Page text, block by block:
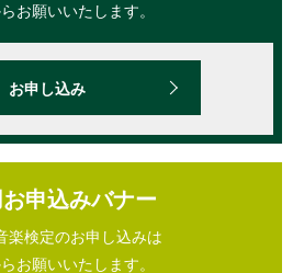
お願いいたします。
お申し込み
お申込みバナー
楽検定のお申し込みは
お願いいたします。